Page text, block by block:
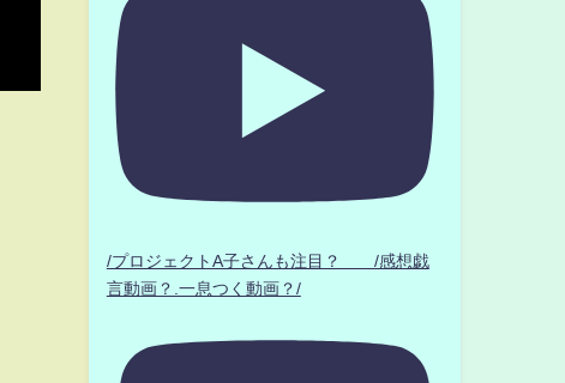
/プロジェクトA子さんも注目？ /感想戯
言動画？.一息つく動画？/